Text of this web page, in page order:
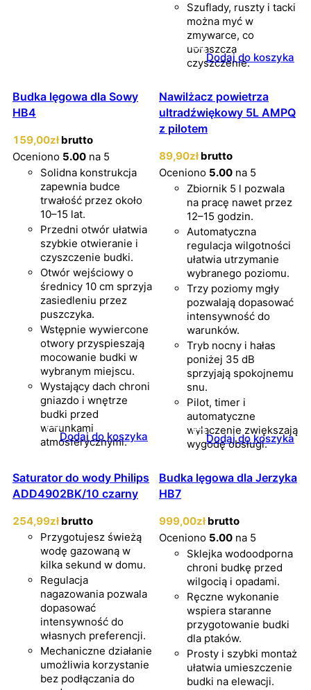
Szuflady, ruszty i tacki
można myć w
zmywarce, co
upraszcza
czyszczenie.
Dodaj do koszyka
Budka lęgowa dla Sowy
HB4
159,00zł brutto
Oceniono 5.00 na 5
Solidna konstrukcja
zapewnia budce
trwałość przez około
10–15 lat.
Przedni otwór ułatwia
szybkie otwieranie i
czyszczenie budki.
Otwór wejściowy o
średnicy 10 cm sprzyja
zasiedleniu przez
puszczyka.
Wstępnie wywiercone
otwory przyspieszają
mocowanie budki w
wybranym miejscu.
Wystający dach chroni
gniazdo i wnętrze
budki przed
warunkami
atmosferycznymi.
Dodaj do koszyka
Nawilżacz powietrza
ultradźwiękowy 5L AMPQ
z pilotem
89,90zł brutto
Oceniono 5.00 na 5
Zbiornik 5 l pozwala
na pracę nawet przez
12–15 godzin.
Automatyczna
regulacja wilgotności
ułatwia utrzymanie
wybranego poziomu.
Trzy poziomy mgły
pozwalają dopasować
intensywność do
warunków.
Tryb nocny i hałas
poniżej 35 dB
sprzyjają spokojnemu
snu.
Pilot, timer i
automatyczne
wyłączenie zwiększają
wygodę obsługi.
Dodaj do koszyka
Saturator do wody Philips
ADD4902BK/10 czarny
254,99zł brutto
Przygotujesz świeżą
wodę gazowaną w
kilka sekund w domu.
Regulacja
nagazowania pozwala
dopasować
intensywność do
własnych preferencji.
Mechaniczne działanie
umożliwia korzystanie
bez podłączania do
Budka lęgowa dla Jerzyka
HB7
999,00zł brutto
Oceniono 5.00 na 5
Sklejka wodoodporna
chroni budkę przed
wilgocią i opadami.
Ręczne wykonanie
wspiera staranne
przygotowanie budki
dla ptaków.
Prosty i szybki montaż
ułatwia umieszczenie
budki na elewacji.